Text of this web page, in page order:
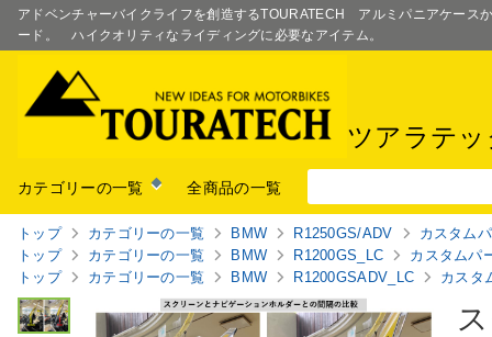
アドベンチャーバイクライフを創造するTOURATECH アルミパニアケース
ード。 ハイクオリティなライディングに必要なアイテム。
ツアラテ
カテゴリーの一覧 全商品の一覧
トップ カテゴリーの一覧 BMW R1250GS/ADV
カスタム
トップ
カテゴリーの一覧 BMW R1200GS_LC
カスタムパ
トップ
カテゴリーの一覧 BMW R1200GSADV_LC カスタ